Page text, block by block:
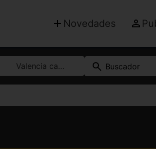
Novedades
Valencia capital Buscador